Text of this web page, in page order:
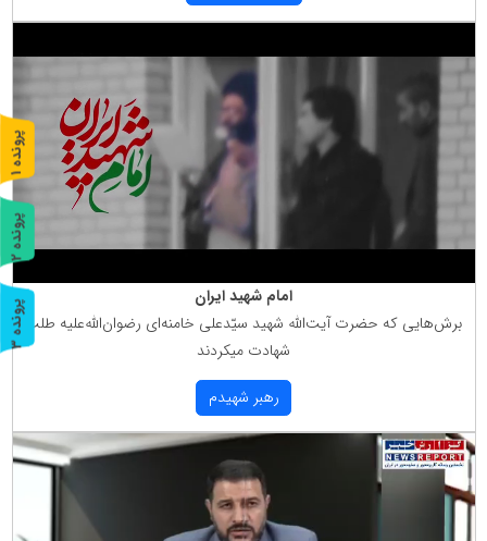
امام شهید ایران
برش‌هایی كه حضرت آیت‌الله شهید سیّدعلی خامنه‌ای رضوان‌الله‌علیه طلب
شهادت میكردند
رهبر شهیدم
پ
ر
و
ن
د
ه
1
پ
ر
و
ن
د
ه
2
پ
ر
و
ن
د
ه
3